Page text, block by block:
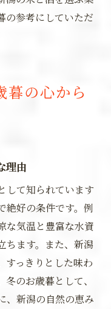
の参考にしていただ
暮の心から
理由
して知られています
絶好の条件です。例
な気温と豊富な水資
ちます。また、新潟
すっきりとした味わ
のお歳暮として、
、新潟の自然の恵み